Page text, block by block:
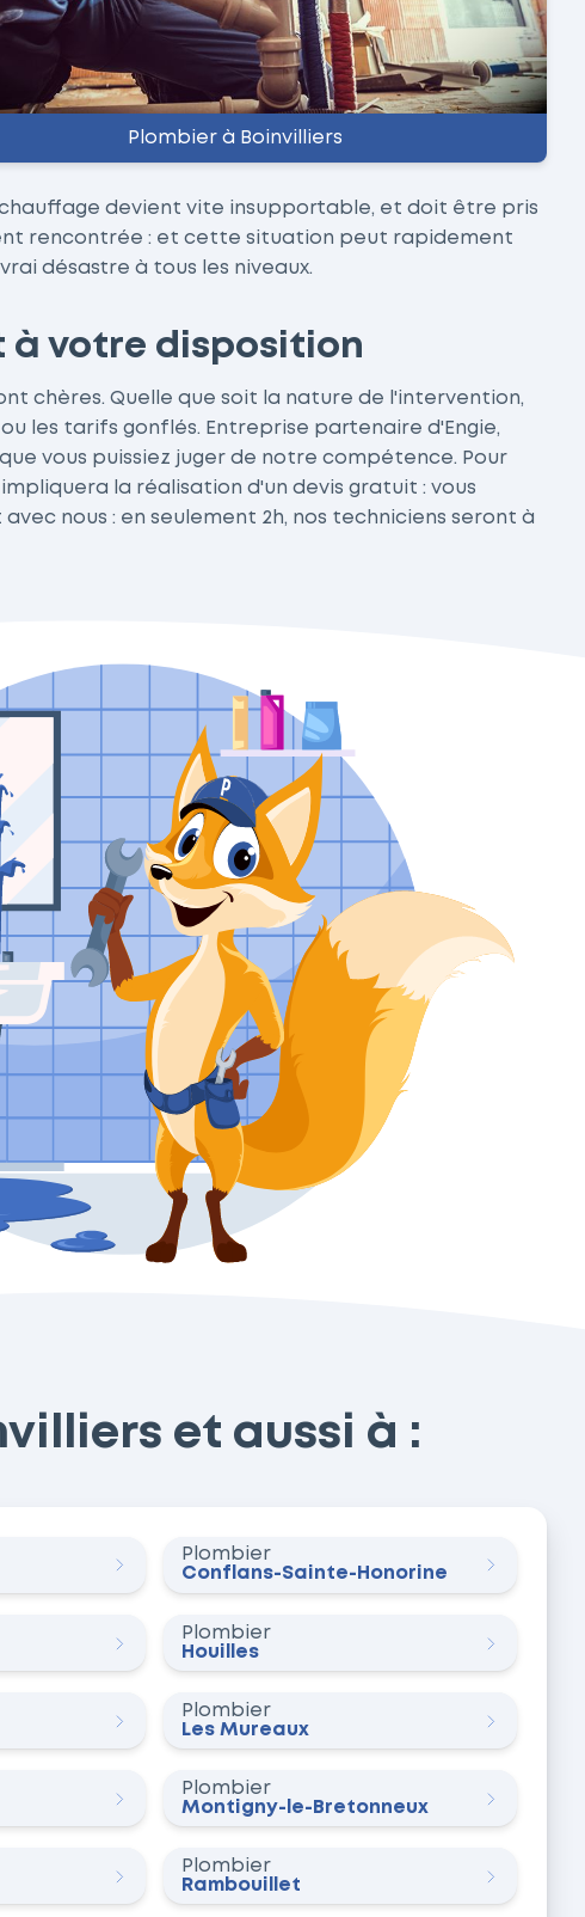
Plombier à Boinvilliers
devient vite insupportable, et doit être pris
rencontrée : et cette situation peut rapidement
désastre à tous les niveaux.
à votre disposition
chères. Quelle que soit la nature de l'intervention,
les tarifs gonflés. Entreprise partenaire d'Engie,
vous puissiez juger de notre compétence. Pour
la réalisation d'un devis gratuit : vous
nous : en seulement 2h, nos techniciens seront à
et aussi à :
Plombier
Conflans-Sainte-Honorine
Plombier
Houilles
Plombier
Les Mureaux
Plombier
Montigny-le-Bretonneux
Plombier
Rambouillet